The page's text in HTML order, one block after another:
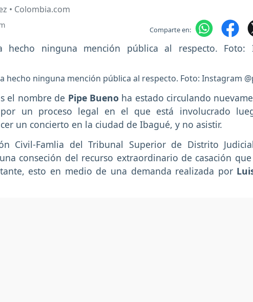
• Colombia.com
Comparte en:
hecho ninguna mención pública al respecto. Foto: Instagram
el nombre de Pipe Bueno ha estado circulando
un proceso legal en el que está involucrado
un concierto en la ciudad de Ibagué, y no asistir.
Civil-Famlia del Tribunal Superior de Distrito
conseción del recurso extraordinario de casación
esto en medio de una demanda realizada por